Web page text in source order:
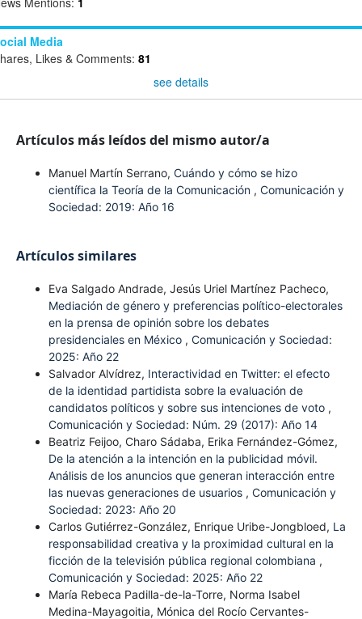
Media
Likes & Comments: 81
see details
Artículos más leídos del mismo autor/a
Manuel Martín Serrano, Cuándo y cómo se hizo
científica la Teoría de la Comunicación , Comunicación y
Sociedad: 2019: Año 16
Artículos similares
Eva Salgado Andrade, Jesús Uriel Martínez Pacheco,
Mediación de género y preferencias político-electorales
en la prensa de opinión sobre los debates
presidenciales en México , Comunicación y Sociedad:
2025: Año 22
Salvador Alvídrez, Interactividad en Twitter: el efecto
de la identidad partidista sobre la evaluación de
candidatos políticos y sobre sus intenciones de voto ,
Comunicación y Sociedad: Núm. 29 (2017): Año 14
Beatriz Feijoo, Charo Sádaba, Erika Fernández-Gómez,
De la atención a la intención en la publicidad móvil.
Análisis de los anuncios que generan interacción entre
las nuevas generaciones de usuarios , Comunicación y
Sociedad: 2023: Año 20
Carlos Gutiérrez-González, Enrique Uribe-Jongbloed, La
responsabilidad creativa y la proximidad cultural en la
ficción de la televisión pública regional colombiana ,
Comunicación y Sociedad: 2025: Año 22
María Rebeca Padilla-de-la-Torre, Norma Isabel
Medina-Mayagoitia, Mónica del Rocío Cervantes-